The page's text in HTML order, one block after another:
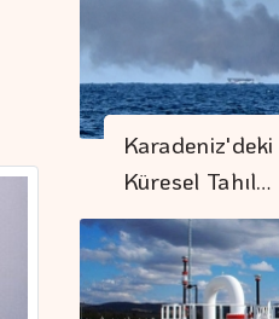
Karadeniz'deki
Küresel Tahıl…